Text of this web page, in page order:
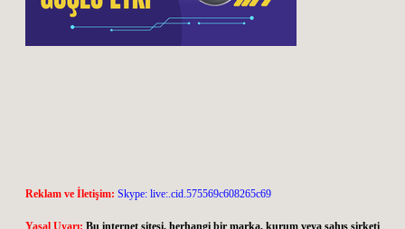
Reklam ve İletişim: Skype: live:.cid.575569c608265c69
Yasal Uyarı: Bu internet sitesi, herhangi bir marka, kurum veya şahıs şirketi